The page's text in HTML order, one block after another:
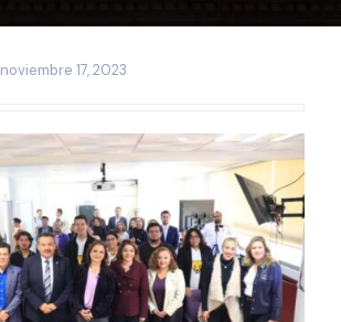
noviembre 17, 2023